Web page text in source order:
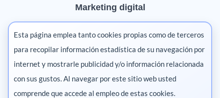
Marketing digital
Pharma
Salud animal
Salud vegetal
Esta página emplea tanto cookies propias como de terceros
para recopilar información estadística de su navegación por
internet y mostrarle publicidad y/o información relacionada
con sus gustos. Al navegar por este sitio web usted
comprende que accede al empleo de estas cookies.